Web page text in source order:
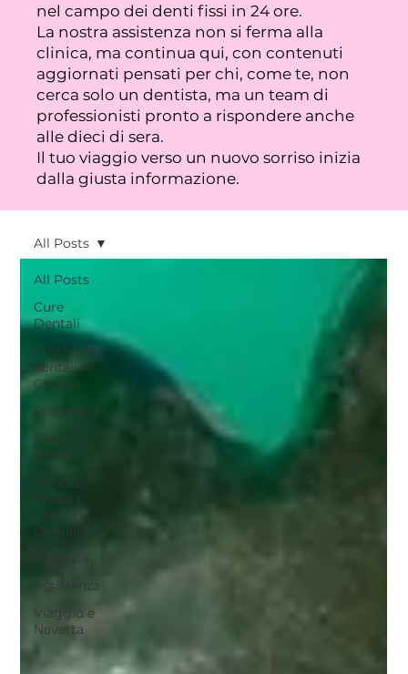
nel campo dei denti fissi in 24 ore.
La nostra assistenza non si ferma alla
clinica, ma continua qui, con contenuti
aggiornati pensati per chi, come te, non
cerca solo un dentista, ma un team di
professionisti pronto a rispondere anche
alle dieci di sera.
Il tuo viaggio verso un nuovo sorriso inizia
dalla giusta informazione.
All Posts
Cure
Dentali
Prezzi cure
dentali in
Croazia
Risparmio
Casi e
Storie
Dentisti
Croazia
Clinica
Dentale
Garanzia
Assistenza
Viaggio e
Navetta
All Posts